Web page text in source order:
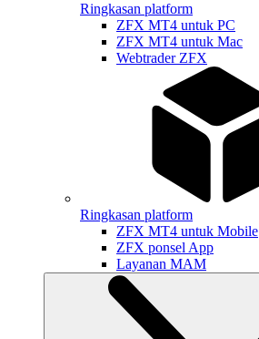
Ringkasan platform
ZFX MT4 untuk PC
ZFX MT4 untuk Mac
Webtrader ZFX
Ringkasan platform
ZFX MT4 untuk Mobile
ZFX ponsel App
Layanan MAM